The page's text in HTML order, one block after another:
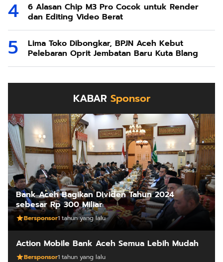
6 Alasan Chip M3 Pro Cocok untuk Render
dan Editing Video Berat
Lima Toko Dibongkar, BPJN Aceh Kebut
Pelebaran Oprit Jembatan Baru Kuta Blang
KABAR Sponsor
Bank Aceh Bagikan Dividen Tahun 2024
sebesar Rp 300 Miliar
Bersponsor1 tahun yang lalu
Action Mobile Bank Aceh Semua Lebih Mudah
Bersponsor1 tahun yang lalu